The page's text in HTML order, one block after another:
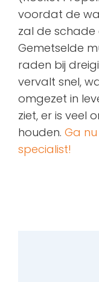
voordat de
zal de
Gemetselde
raden bij
vervalt snel,
omgezet in
ziet, er is veel
houden. Ga
specialist!